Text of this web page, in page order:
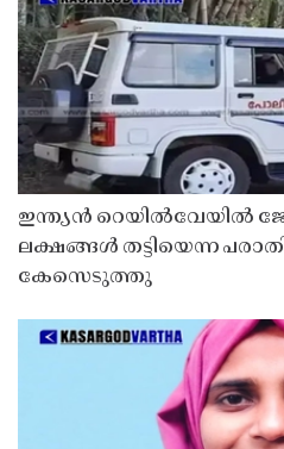
ഇന്ത്യൻ റെയിൽവേയിൽ
ലക്ഷങ്ങൾ തട്ടിയെന്ന
കേസെടുത്തു